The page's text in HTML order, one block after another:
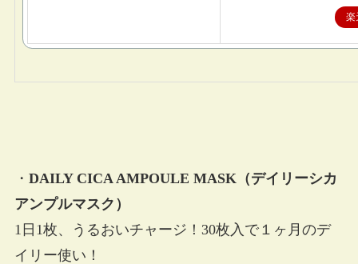
楽
・ DAILY CICA AMPOULE MASK（デイリーシカ
アンプルマスク）
1日1枚、うるおいチャージ！30枚入で１ヶ月のデ
イリー使い！